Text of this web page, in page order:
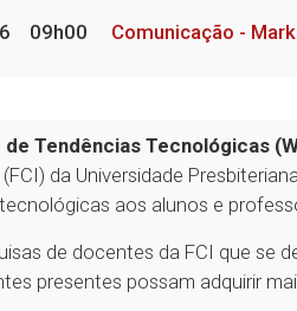
09h00 Comunicação -
de Tendências Tecnológicas
da Universidade
aos alunos e
de docentes da FCI que se
presentes possam adquirir